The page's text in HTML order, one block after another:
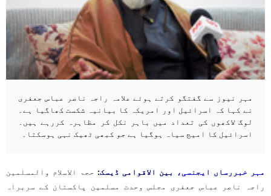
مہر نیوز سے گفتگو کرتے ہوئے علامہ راجہ ناصر عباس جعفری
نے کہا کہ اسرائیل اور امریکہ کا بیانیہ شکست کھاگیا ہے۔
لوگ لاکھوں کی تعداد میں باہر نکل کر مظاہرہ کررہے ہیں۔
اسرائیل کا امیج سیاہ ہوگیا ہے جو کبھی ٹھیک نہی ہوسکتا۔
مہر خبررساں ایجنسی، بین الاقوامی ڈیسک: حجۃ الاسلام والمسلمین
راجہ ناصر عباس جعفری مجلس وحدت مسلمین پاکستان کے سربراہ